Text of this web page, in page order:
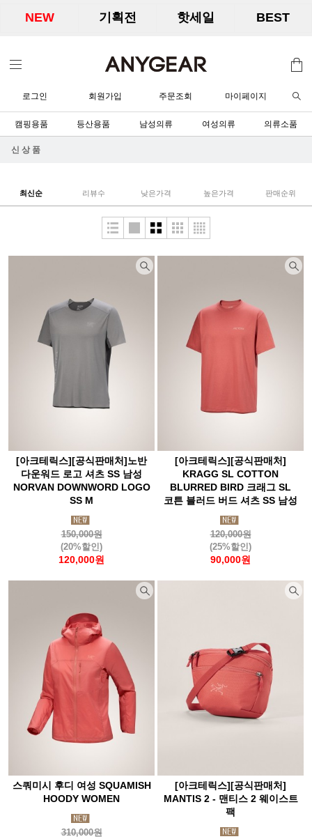
NEW 기획전 핫세일 BEST
로그인 회원가입 주문조회 마이페이지
캠핑용품 등산용품 남성의류 여성의류 의류소품
신 상 품
최신순 리뷰수 낮은가격 높은가격 판매순위
[아크테릭스][공식판매처]노반
다운워드 로고 셔츠 SS 남성
NORVAN DOWNWORD LOGO
SS M
150,000원
(20%할인)
120,000원
[아크테릭스][공식판매처]
KRAGG SL COTTON
BLURRED BIRD 크래그 SL
코튼 블러드 버드 셔츠 SS 남성
120,000원
(25%할인)
90,000원
스쿼미시 후디 여성 SQUAMISH
HOODY WOMEN
310,000원
[아크테릭스][공식판매처]
MANTIS 2 - 맨티스 2 웨이스트
팩